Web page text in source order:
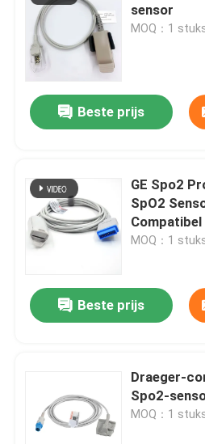
sensor
MOQ：1
Beste prijs
GE Spo2
SpO2
Compatibel
MOQ：1
Beste prijs
Draeger-
Spo2-
MOQ：1